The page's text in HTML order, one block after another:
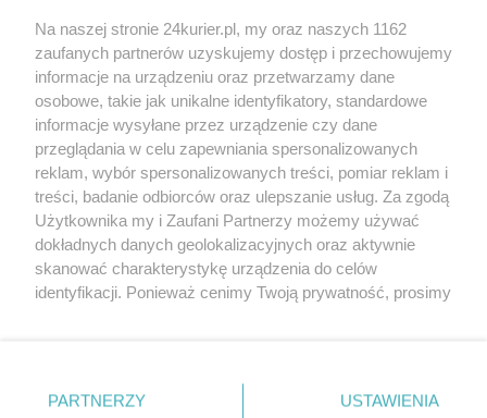
Zapamiętać?
Zaloguj
Zapomniałem hasła
Copyright © 2022 Kurier Szczeciński sp. z o.o.
Na naszej stronie 24kurier.pl, my oraz naszych 1162
zaufanych partnerów uzyskujemy dostęp i przechowujemy
informacje na urządzeniu oraz przetwarzamy dane
osobowe, takie jak unikalne identyfikatory, standardowe
informacje wysyłane przez urządzenie czy dane
przeglądania w celu zapewniania spersonalizowanych
reklam, wybór spersonalizowanych treści, pomiar reklam i
treści, badanie odbiorców oraz ulepszanie usług. Za zgodą
Użytkownika my i Zaufani Partnerzy możemy używać
dokładnych danych geolokalizacyjnych oraz aktywnie
skanować charakterystykę urządzenia do celów
identyfikacji. Ponieważ cenimy Twoją prywatność, prosimy
prywatności znajdujący się w lewym dolnym rogu strony
. Niektóre rodzaje przetwarzania danych nie wymagają
PARTNERZY USTAWIENIA